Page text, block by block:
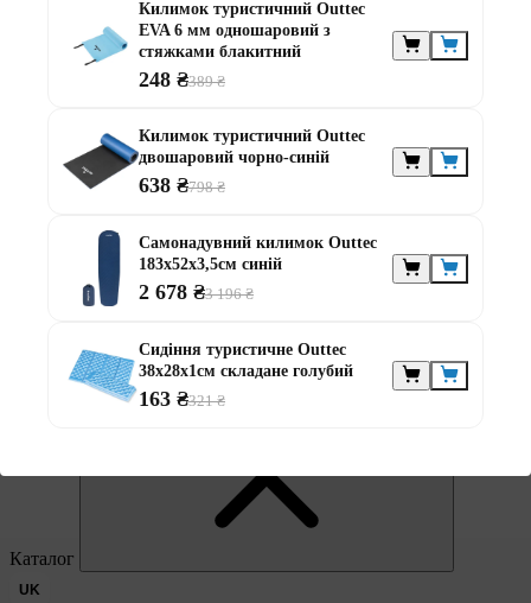
Каталог
UK
Килимок туристичний Outtec
EVA 6 мм одношаровий з
стяжками блакитний
248 ₴389 ₴
Килимок туристичний Outtec
двошаровий чорно-синій
638 ₴798 ₴
Самонадувний килимок Outtec
183x52x3,5см синій
2 678 ₴3 196 ₴
Сидіння туристичне Outtec
38x28x1см складане голубий
163 ₴321 ₴